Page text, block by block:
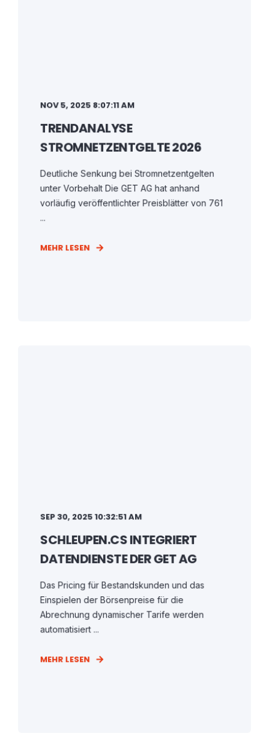
NOV 5, 2025 8:07:11 AM
TRENDANALYSE
STROMNETZENTGELTE 2026
Deutliche Senkung bei Stromnetzentgelten
unter Vorbehalt Die GET AG hat anhand
vorläufig veröffentlichter Preisblätter von 761
...
MEHR LESEN
SEP 30, 2025 10:32:51 AM
SCHLEUPEN.CS INTEGRIERT
DATENDIENSTE DER GET AG
Das Pricing für Bestandskunden und das
Einspielen der Börsenpreise für die
Abrechnung dynamischer Tarife werden
automatisiert ...
MEHR LESEN